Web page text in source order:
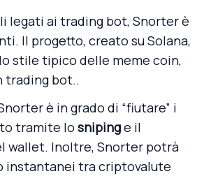
legati ai trading bot, Snorter è
Il progetto, creato su Solana,
stile tipico delle meme coin,
trading bot..
è in grado di “fiutare” i
tramite lo snipinge il
wallet. Inoltre, Snorter potrà
instantanei tra criptovalute